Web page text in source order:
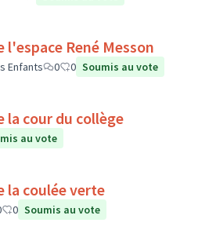
René Messon
Enfants 0 0 Soumis au vote
Aménagement de la cour du collège
au vote
la coulée verte
0 Soumis au vote